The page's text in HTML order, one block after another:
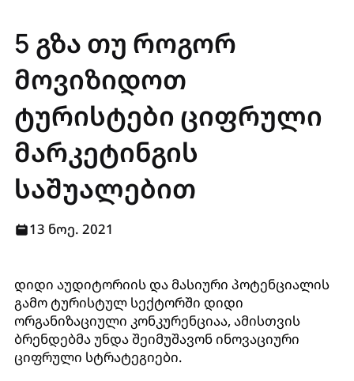
5 გზა თუ როგორ
მოვიზიდოთ
ტურისტები ციფრული
მარკეტინგის
საშუალებით
13 ნოე. 2021
დიდი აუდიტორიის და მასიური პოტენციალის
გამო ტურისტულ სექტორში დიდი
ორგანიზაციული კონკურენციაა, ამისთვის
ბრენდებმა უნდა შეიმუშავონ ინოვაციური
ციფრული სტრატეგიები.